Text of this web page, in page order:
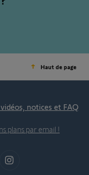
Haut de page
notices et FAQ
plans par email !